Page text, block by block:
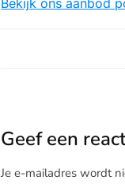
Geef een
Je e-mailadres wordt